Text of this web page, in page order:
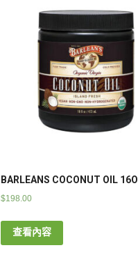
BARLEANS COCONUT OIL
$198.00
查看內容